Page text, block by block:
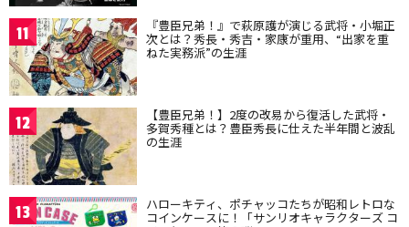
11 『豊臣兄弟！』で萩原護が演じる武将・小堀正
次とは？秀長・秀吉・家康が重用、“出家を重
ねた実務派”の生涯
12 【豊臣兄弟！】2度の改易から復活した武将・
多賀秀種とは？豊臣秀長に仕えた半年間と波乱
の生涯
13 ハローキティ、ポチャッコたちが昭和レトロな
コインケースに！「サンリオキャラクターズ コ